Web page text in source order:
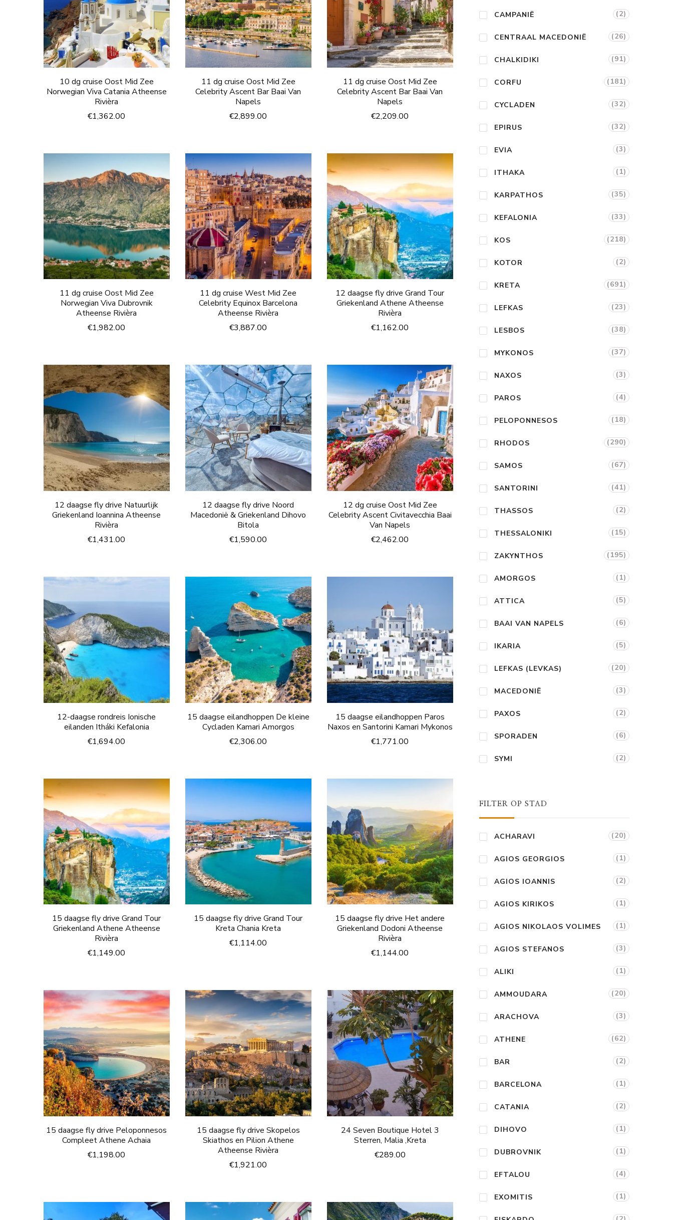
10 dg cruise Oost Mid Zee
Norwegian Viva Catania Atheense
Rivièra
€1,362.00
11 dg cruise Oost Mid Zee
Celebrity Ascent Bar Baai Van
Napels
€2,899.00
11 dg cruise Oost Mid Zee
Celebrity Ascent Bar Baai Van
Napels
€2,209.00
11 dg cruise Oost Mid Zee
Norwegian Viva Dubrovnik
Atheense Rivièra
€1,982.00
11 dg cruise West Mid Zee
Celebrity Equinox Barcelona
Atheense Rivièra
€3,887.00
12 daagse fly drive Grand Tour
Griekenland Athene Atheense
Rivièra
€1,162.00
12 daagse fly drive Natuurlijk
Griekenland Ioannina Atheense
Rivièra
€1,431.00
12 daagse fly drive Noord
Macedonië & Griekenland Dihovo
Bitola
€1,590.00
12 dg cruise Oost Mid Zee
Celebrity Ascent Civitavecchia Baai
Van Napels
€2,462.00
12-daagse rondreis Ionische
eilanden Itháki Kefalonia
€1,694.00
15 daagse eilandhoppen De kleine
Cycladen Kamari Amorgos
€2,306.00
15 daagse eilandhoppen Paros
Naxos en Santorini Kamari Mykonos
€1,771.00
15 daagse fly drive Grand Tour
Griekenland Athene Atheense
Rivièra
€1,149.00
15 daagse fly drive Grand Tour
Kreta Chania Kreta
€1,114.00
15 daagse fly drive Het andere
Griekenland Dodoni Atheense
Rivièra
€1,144.00
15 daagse fly drive Peloponnesos
Compleet Athene Achaia
€1,198.00
15 daagse fly drive Skopelos
Skiathos en Pilion Athene
Atheense Rivièra
€1,921.00
24 Seven Boutique Hotel 3
Sterren, Malia ,Kreta
€289.00
CAMPANIË (2)
CENTRAAL MACEDONIË (26)
CHALKIDIKI (91)
CORFU (181)
CYCLADEN (32)
EPIRUS (32)
EVIA (3)
ITHAKA (1)
KARPATHOS (35)
KEFALONIA (33)
KOS (218)
KOTOR (2)
KRETA (691)
LEFKAS (23)
LESBOS (38)
MYKONOS (37)
NAXOS (3)
PAROS (4)
PELOPONNESOS (18)
RHODOS (290)
SAMOS (67)
SANTORINI (41)
THASSOS (2)
THESSALONIKI (15)
ZAKYNTHOS (195)
AMORGOS (1)
ATTICA (5)
BAAI VAN NAPELS (6)
IKARIA (5)
LEFKAS (LEVKAS) (20)
MACEDONIË (3)
PAXOS (2)
SPORADEN (6)
SYMI (2)
FILTER OP STAD
ACHARAVI (20)
AGIOS GEORGIOS (1)
AGIOS IOANNIS (2)
AGIOS KIRIKOS (1)
AGIOS NIKOLAOS VOLIMES (1)
AGIOS STEFANOS (3)
ALIKI (1)
AMMOUDARA (20)
ARACHOVA (3)
ATHENE (62)
BAR (2)
BARCELONA (1)
CATANIA (2)
DIHOVO (1)
DUBROVNIK (1)
EFTALOU (4)
EXOMITIS (1)